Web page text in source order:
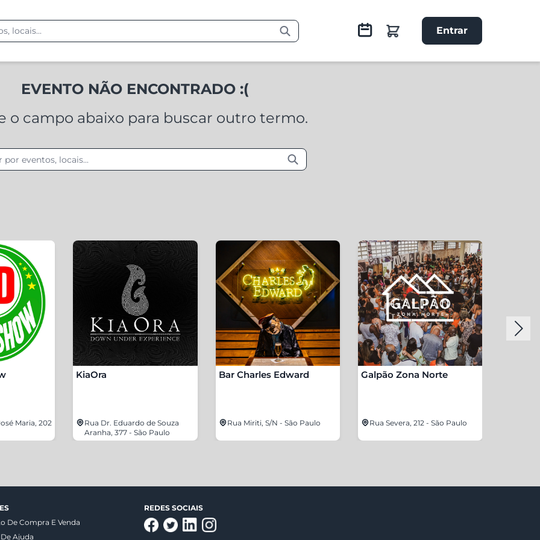
Entrar
EVENTO NÃO ENCONTRADO :(
o campo abaixo para buscar outro termo.
Maria, 202
KiaOra
Rua Dr. Eduardo de Souza
Aranha, 377 - São Paulo
Bar Charles Edward
Rua Miriti, S/N - São Paulo
Galpão Zona Norte
Rua Severa, 212 - São Paulo
De Compra E Venda
Ajuda
REDES SOCIAIS